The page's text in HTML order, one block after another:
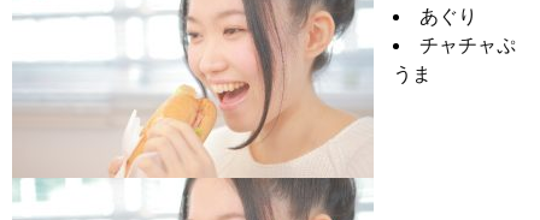
あぐり
チャチャぷ
うま